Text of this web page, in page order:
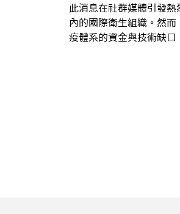
此消息在社群媒體引發
內的國際衛生組織。然
疫體系的資金與技術缺口